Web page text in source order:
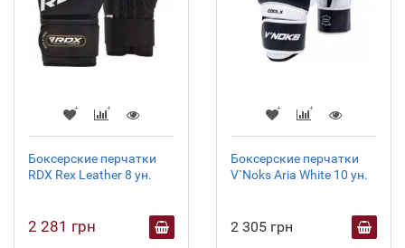
Боксерские перчатки
RDX Rex Leather 8 ун.
2 281 грн
Боксерские перчатки
V`Noks Aria White 10 ун.
2 305 грн